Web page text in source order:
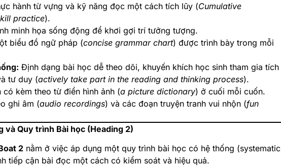
hành từ vựng và kỹ năng đọc một cách tích lũy (Cumulative
practice).
minh họa sống động để khơi gợi trí tưởng tượng.
biểu đồ ngữ pháp (concise grammar chart) được trình bày trong mỗi
Định dạng bài học dễ theo dõi, khuyến khích học sinh tham gia tích
tư duy (actively take part in the reading and thinking process).
có kèm theo từ điển hình ảnh (a picture dictionary) ở cuối mỗi cuốn.
ghi âm (audio recordings) và các đoạn truyện tranh vui nhộn (fun
và Quy trình Bài học (Heading 2)
2 nằm ở việc áp dụng một quy trình bài học có hệ thống (systematic
tiếp cận bài đọc một cách có kiểm soát và hiệu quả.